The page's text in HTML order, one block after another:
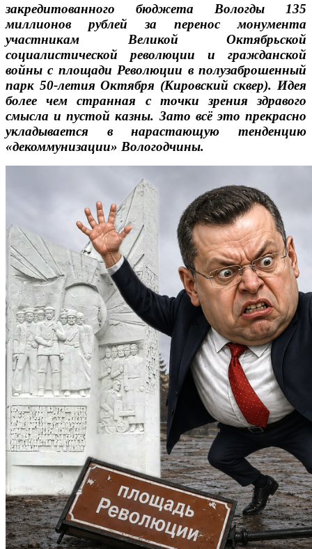
закредитованного бюджета Вологды 135
миллионов рублей за перенос монумента
участникам Великой Октябрьской
социалистической революции и гражданской
войны с площади Революции в полузаброшенный
парк 50-летия Октября (Кировский сквер). Идея
более чем странная с точки зрения здравого
смысла и пустой казны. Зато всё это прекрасно
укладывается в нарастающую тенденцию
«декоммунизации» Вологодчины.